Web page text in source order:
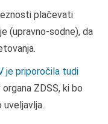
plačevati
(upravno-sodne), da
je priporočila tudi
ZDSS, ki bo
uveljavlja..